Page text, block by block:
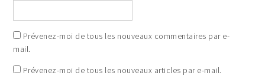
Prévenez-moi de tous les nouveaux commentaires par e-
mail.
Prévenez-moi de tous les nouveaux articles par e-mail.